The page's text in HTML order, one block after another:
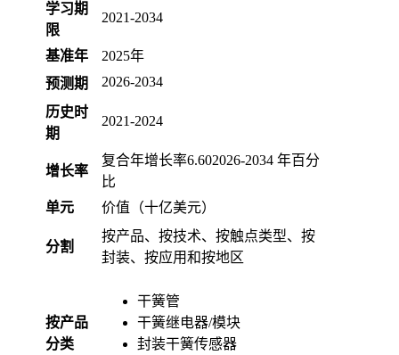
学习期
限
2021-2034
基准年
2025年
预测期
2026-2034
历史时
期
2021-2024
增长率
复合年增长率6.602026-2034 年百分
比
单元
价值（十亿美元）
分割
按产品、按技术、按触点类型、按
封装、按应用和按地区
按产品
分类
干簧管
干簧继电器/模块
封装干簧传感器